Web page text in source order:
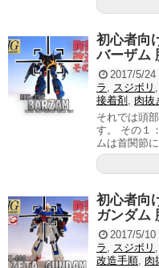
初心者向
バーザム
2017/5/24
ラ , スジボリ ,
接着剤 , 肉抜
それでは頭
す。 その１
ムは首関節
初心者向
ガンダム
2017/5/10
ラ , スジボリ ,
改造手順, 肉